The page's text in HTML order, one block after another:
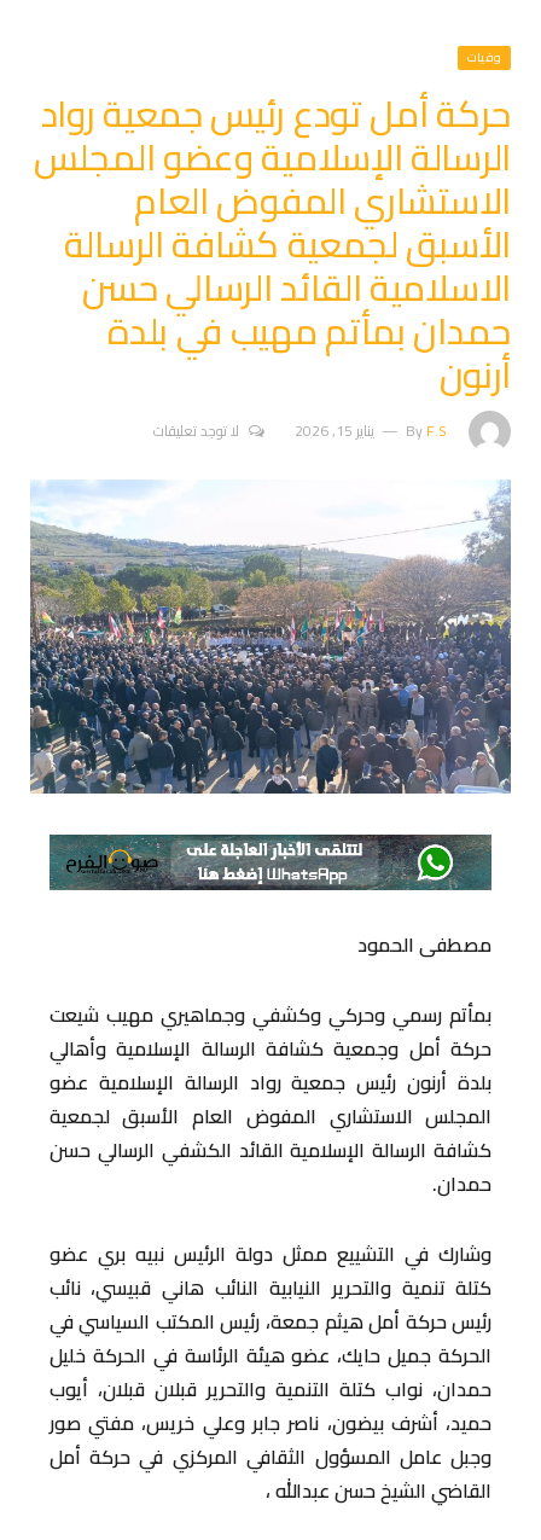
وفيات
حركة أمل تودع رئيس جمعية رواد
الرسالة الإسلامية وعضو المجلس
الاستشاري المفوض العام
الأسبق لجمعية كشافة الرسالة
الاسلامية القائد الرسالي حسن
حمدان بمأتم مهيب في بلدة
أرنون
ByF.S يناير 15, 2026 لا توجد تعليقات
مصطفى الحمود
بمأتم رسمي وحركي وكشفي وجماهيري مهيب شيعت
حركة أمل وجمعية كشافة الرسالة الإسلامية وأهالي
بلدة أرنون رئيس جمعية رواد الرسالة الإسلامية عضو
المجلس الاستشاري المفوض العام الأسبق لجمعية
كشافة الرسالة الإسلامية القائد الكشفي الرسالي حسن
حمدان.
وشارك في التشييع ممثل دولة الرئيس نبيه بري عضو
كتلة تنمية والتحرير النيابية النائب هاني قبيسي، نائب
رئيس حركة أمل هيثم جمعة، رئيس المكتب السياسي في
الحركة جميل حايك، عضو هيئة الرئاسة في الحركة خليل
حمدان، نواب كتلة التنمية والتحرير قبلان قبلان، أيوب
حميد، أشرف بيضون، ناصر جابر وعلي خريس، مفتي صور
وجبل عامل المسؤول الثقافي المركزي في حركة أمل
القاضي الشيخ حسن عبدالله ،